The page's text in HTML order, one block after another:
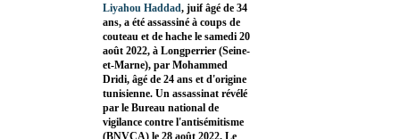
Liyahou Haddad, juif âgé de 34
ans, a été assassiné à coups de
couteau et de hache le samedi 20
août 2022, à Longperrier (Seine-
et-Marne), par Mohammed
Dridi, âgé de 24 ans et d'origine
tunisienne. Un assassinat révélé
par le Bureau national de
vigilance contre l'antisémitisme
(BNVCA) le 28 août 2022. Le